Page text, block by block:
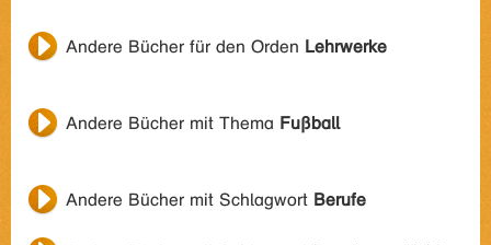
Andere Bücher für den Orden Lehrwerke
Andere Bücher mit Thema Fußball
Andere Bücher mit Schlagwort Berufe